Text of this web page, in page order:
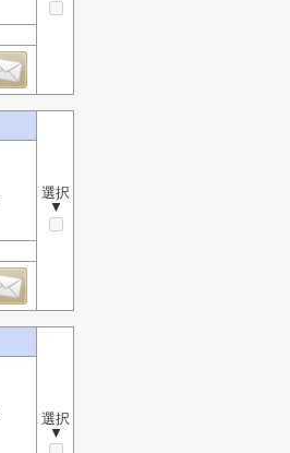
選択
▼
選択
▼